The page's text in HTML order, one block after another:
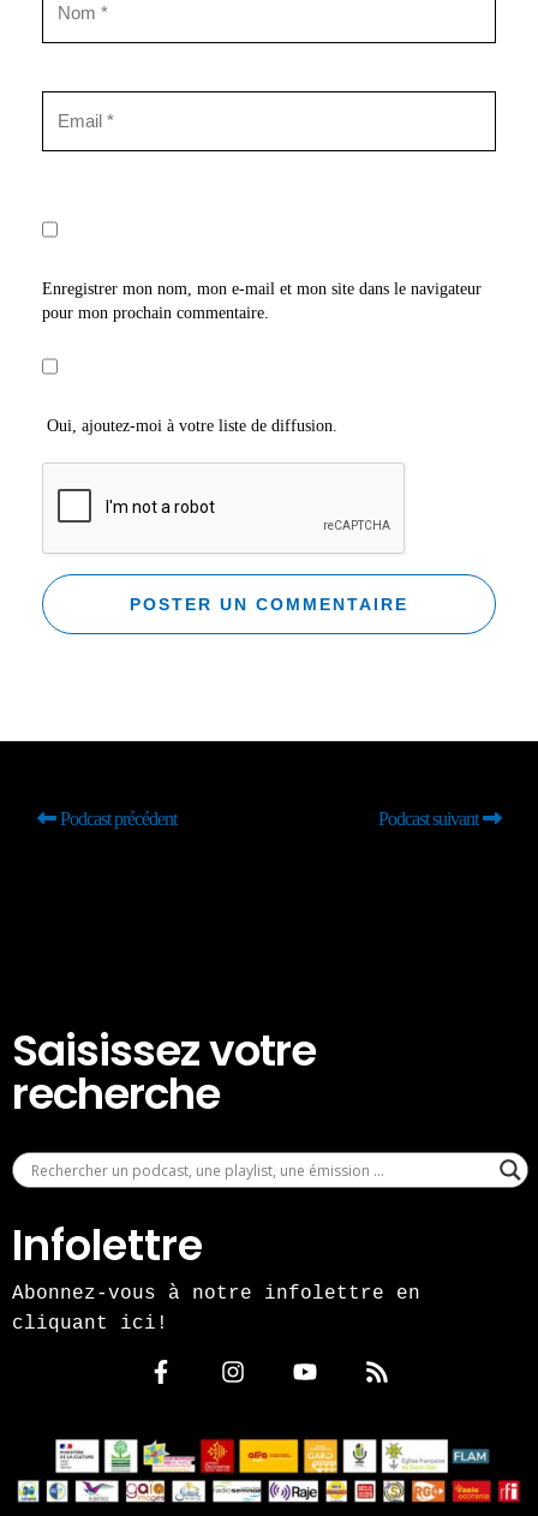
Enregistrer mon nom, mon e-mail et mon site dans le navigateur
pour mon prochain commentaire.
Oui, ajoutez-moi à votre liste de diffusion.
Podcast précédent Podcast suivant
Saisissez votre
recherche
Infolettre
Abonnez-vous à notre infolettre en
cliquant ici!